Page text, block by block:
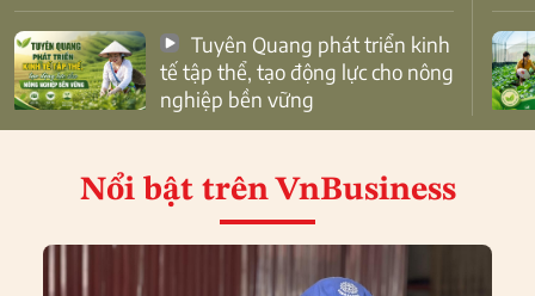
tế tập thể, tạo động lực cho nông
nghiệp bền vững
Nổi bật trên VnBusiness